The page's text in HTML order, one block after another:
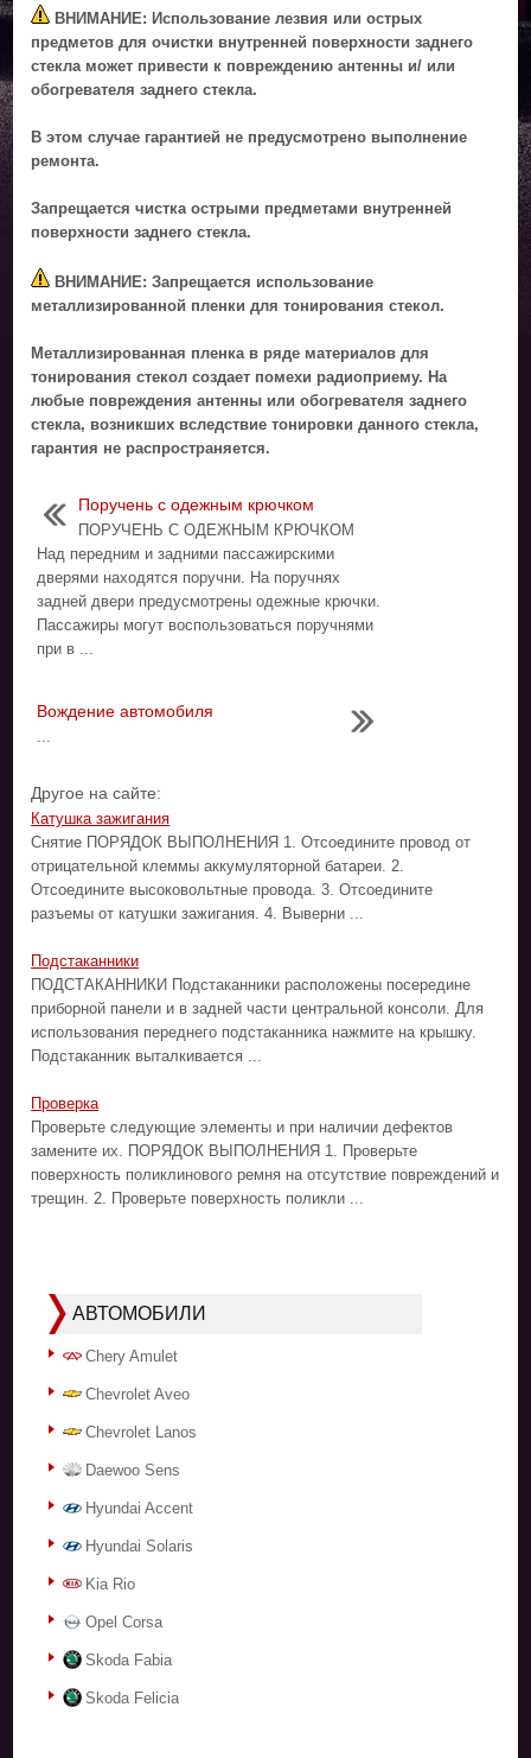
ВНИМАНИЕ: Использование лезвия или острых
предметов для очистки внутренней поверхности заднего
стекла может привести к повреждению антенны и/ или
обогревателя заднего стекла.
В этом случае гарантией не предусмотрено выполнение
ремонта.
Запрещается чистка острыми предметами внутренней
поверхности заднего стекла.
ВНИМАНИЕ: Запрещается использование
металлизированной пленки для тонирования стекол.
Металлизированная пленка в ряде материалов для
тонирования стекол создает помехи радиоприему. На
любые повреждения антенны или обогревателя заднего
стекла, возникших вследствие тонировки данного стекла,
гарантия не распространяется.
Поручень с одежным крючком
ПОРУЧЕНЬ С ОДЕЖНЫМ КРЮЧКОМ
Над передним и задними пассажирскими
дверями находятся поручни. На поручнях
задней двери предусмотрены одежные крючки.
Пассажиры могут воспользоваться поручнями
при в ...
Вождение автомобиля
Другое на сайте:
Катушка зажигания
Снятие ПОРЯДОК ВЫПОЛНЕНИЯ 1. Отсоедините провод от
отрицательной клеммы аккумуляторной батареи. 2.
Отсоедините высоковольтные провода. 3. Отсоедините
разъемы от катушки зажигания. 4. Выверни ...
Подстаканники
ПОДСТАКАННИКИ Подстаканники расположены посередине
приборной панели и в задней части центральной консоли. Для
использования переднего подстаканника нажмите на крышку.
Подстаканник выталкивается ...
Проверка
Проверьте следующие элементы и при наличии дефектов
замените их. ПОРЯДОК ВЫПОЛНЕНИЯ 1. Проверьте
поверхность поликлинового ремня на отсутствие повреждений и
трещин. 2. Проверьте поверхность поликли ...
АВТОМОБИЛИ
Chery Amulet
Chevrolet Aveo
Chevrolet Lanos
Daewoo Sens
Hyundai Accent
Hyundai Solaris
Kia Rio
Opel Corsa
Skoda Fabia
Skoda Felicia